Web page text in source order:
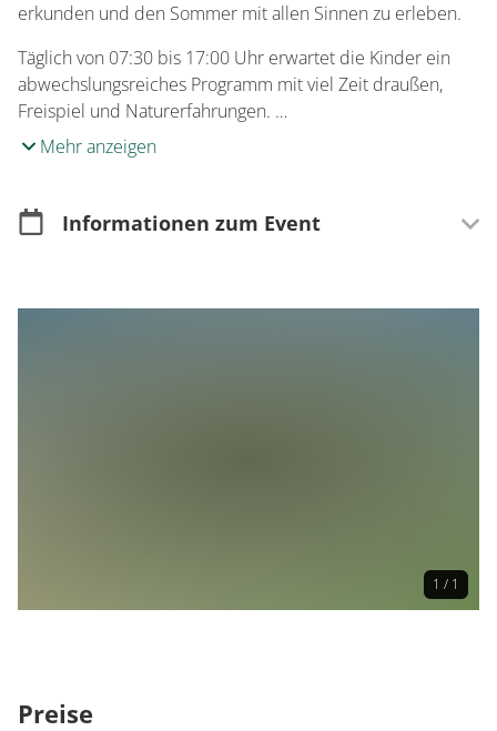
erkunden und den Sommer mit allen Sinnen zu erleben.
Täglich von 07:30 bis 17:00 Uhr erwartet die Kinder ein
abwechslungsreiches Programm mit viel Zeit draußen,
Freispiel und Naturerfahrungen. …
Mehr anzeigen
Informationen zum Event
1 / 1
Preise